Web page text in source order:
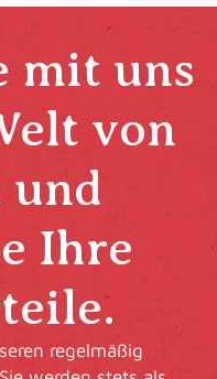
mit uns
von
und
Ihre
regelmäßig